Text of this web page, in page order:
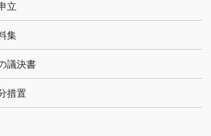
立
集
議決書
措置